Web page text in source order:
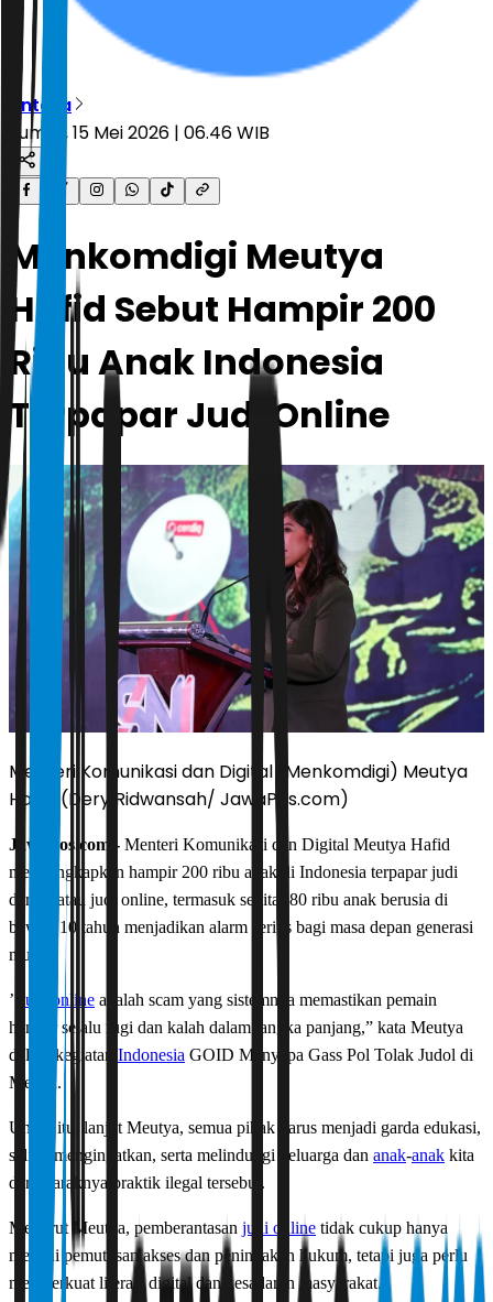
Antara
Jumat, 15 Mei 2026 | 06.46 WIB
Menkomdigi Meutya
Hafid Sebut Hampir 200
Ribu Anak Indonesia
Terpapar Judi Online
Menteri Komunikasi dan Digital (Menkomdigi) Meutya
Hafid. (Dery Ridwansah/ JawaPos.com)
JawaPos.com - Menteri Komunikasi dan Digital Meutya Hafid
mengungkapkan hampir 200 ribu anak di Indonesia terpapar judi
daring atau judi online, termasuk sekitar 80 ribu anak berusia di
bawah 10 tahun menjadikan alarm serius bagi masa depan generasi
muda.
’’ Judi online adalah scam yang sistemnya memastikan pemain
hampir selalu rugi dan kalah dalam jangka panjang,” kata Meutya
dalam kegiatan Indonesia GOID Menyapa Gass Pol Tolak Judol di
Medan.
Untuk itu, lanjut Meutya, semua pihak harus menjadi garda edukasi,
saling mengingatkan, serta melindungi keluarga dan anak-anak kita
dari maraknya praktik ilegal tersebut.
Menurut Meutya, pemberantasan judi online tidak cukup hanya
melalui pemutusan akses dan penindakan hukum, tetapi juga perlu
memperkuat literasi digital dan kesadaran masyarakat.